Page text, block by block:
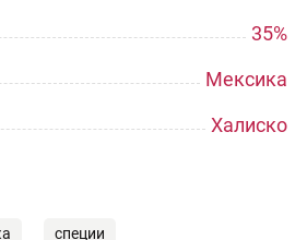
35%
Мексика
Халиско
специи